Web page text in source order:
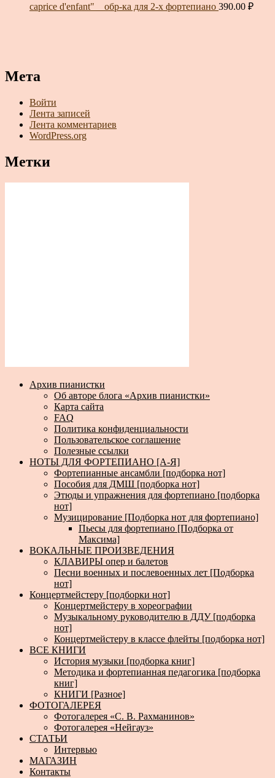
caprice d'enfant" _ обр-ка для 2-х фортепиано 390.00 ₽
Мета
Войти
Лента записей
Лента комментариев
WordPress.org
Метки
Архив пианистки
Об авторе блога «Архив пианистки»
Карта сайта
FAQ
Политика конфиденциальности
Пользовательское соглашение
Полезные ссылки
НОТЫ ДЛЯ ФОРТЕПИАНО [А-Я]
Фортепианные ансамбли [подборка нот]
Пособия для ДМШ [подборка нот]
Этюды и упражнения для фортепиано [подборка
нот]
Музицирование [Подборка нот для фортепиано]
Пьесы для фортепиано [Подборка от
Максима]
ВОКАЛЬНЫЕ ПРОИЗВЕДЕНИЯ
КЛАВИРЫ опер и балетов
Песни военных и послевоенных лет [Подборка
нот]
Концертмейстеру [подборки нот]
Концертмейстеру в хореографии
Музыкальному руководителю в ДДУ [подборка
нот]
Концертмейстеру в классе флейты [подборка нот]
ВСЕ КНИГИ
История музыки [подборка книг]
Методика и фортепианная педагогика [подборка
книг]
КНИГИ [Разное]
ФОТОГАЛЕРЕЯ
Фотогалерея «С. В. Рахманинов»
Фотогалерея «Нейгауз»
СТАТЬИ
Интервью
МАГАЗИН
Контакты